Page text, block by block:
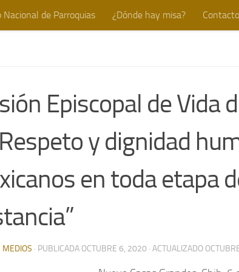
Nacional de Parroquias ¿Dónde hay misa? Contacto
Episcopal de Vida
y dignidad
en toda etapa
MEDIOS · PUBLICADA OCTUBRE 6, 2020 · ACTUALIZADO